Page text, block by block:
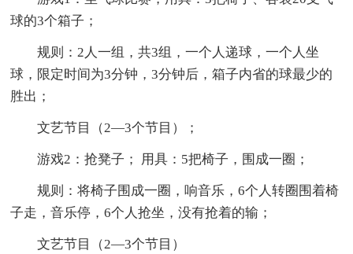
球的3个箱子；
规则：2人一组，共3组，一个人递球，一个人坐
球，限定时间为3分钟，3分钟后，箱子内省的球最少的
胜出；
文艺节目（2—3个节目）；
游戏2：抢凳子； 用具：5把椅子，围成一圈；
规则：将椅子围成一圈，响音乐，6个人转圈围着椅
子走，音乐停，6个人抢坐，没有抢着的输；
文艺节目（2—3个节目）